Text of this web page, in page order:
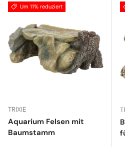
Um 11% reduziert
TRIXIE
Aquarium Felsen mit
Baumstamm